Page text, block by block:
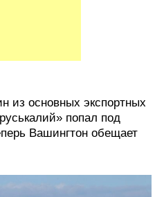
из основных экспортных
попал под
Вашингтон обещает